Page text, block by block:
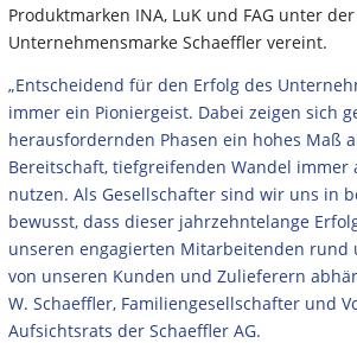
Produktmarken INA, LuK und FAG unter
Unternehmensmarke Schaeffler vereint.
„Entscheidend für den Erfolg des
immer ein Pioniergeist. Dabei zeigen sich
herausfordernden Phasen ein hohes Maß
Bereitschaft, tiefgreifenden Wandel immer
nutzen. Als Gesellschafter sind wir uns in
bewusst, dass dieser jahrzehntelange
unseren engagierten Mitarbeitenden rund
von unseren Kunden und Zulieferern
W. Schaeffler, Familiengesellschafter und
Aufsichtsrats der Schaeffler AG.